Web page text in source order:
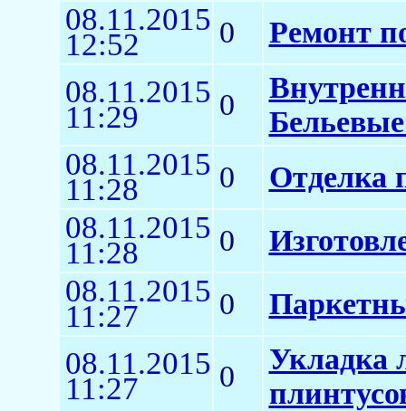
08.11.2015
12:52 0 Ремонт
08.11.2015
11:29 0
08.11.2015
11:28 0 Отделка
08.11.2015
11:28 0
08.11.2015
11:27 0
08.11.2015
11:27 0
Укладка